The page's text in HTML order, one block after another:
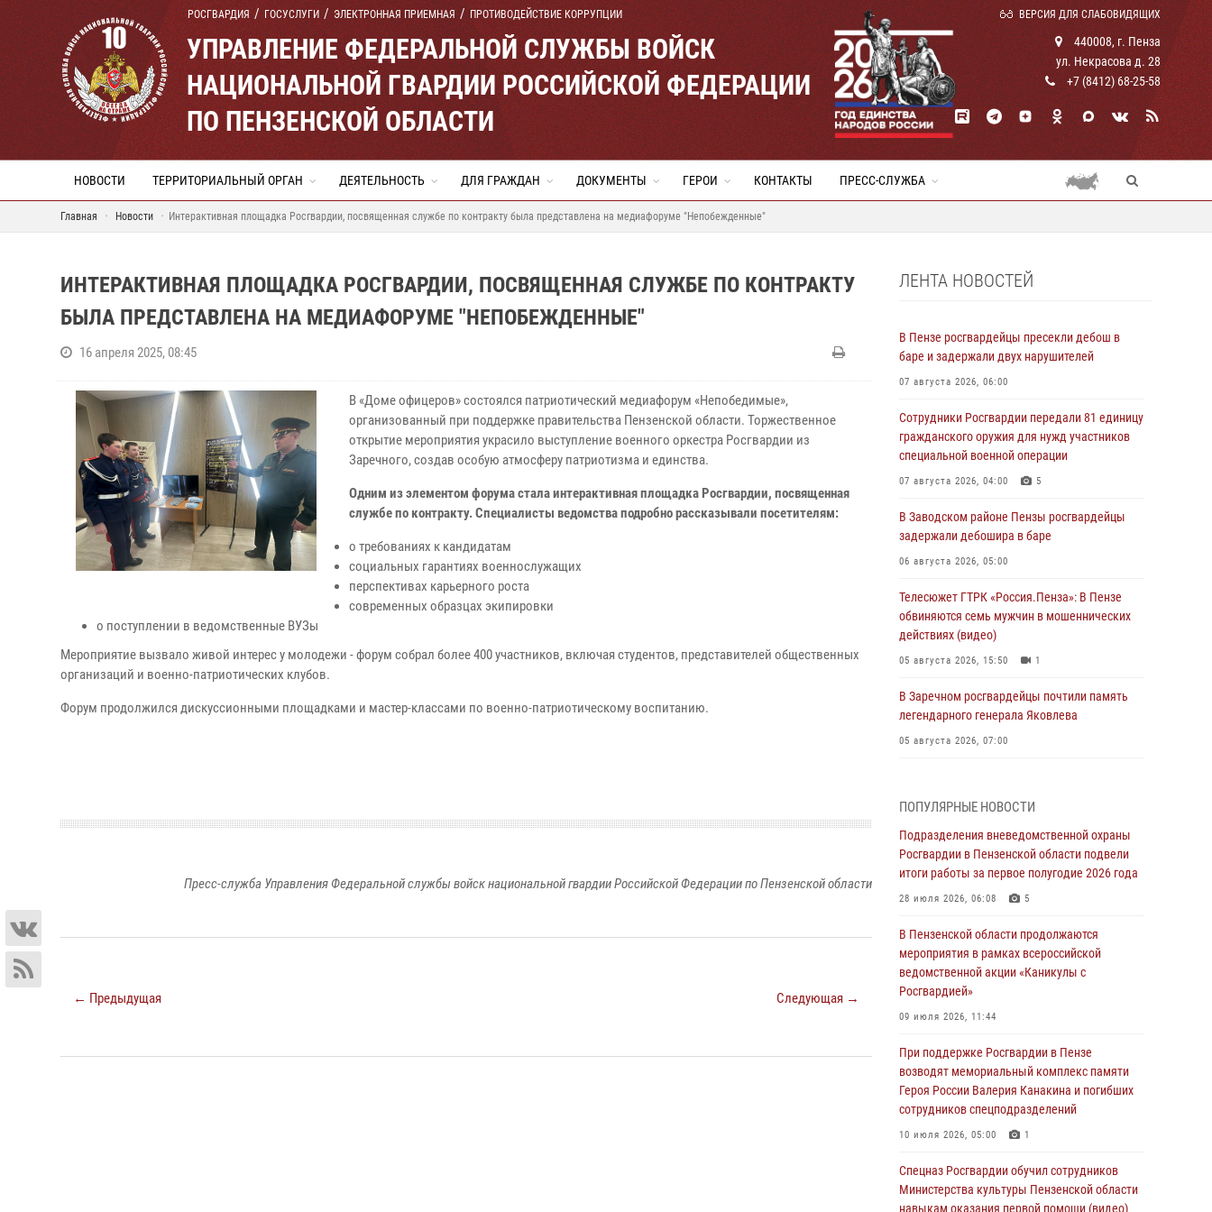
РОСГВАРДИЯ ГОСУСЛУГИ ЭЛЕКТРОННАЯ ПРИЕМНАЯ ПРОТИВОДЕЙСТВИЕ КОРРУПЦИИ ВЕРСИЯ ДЛЯ СЛАБОВИДЯЩИХ
УПРАВЛЕНИЕ ФЕДЕРАЛЬНОЙ СЛУЖБЫ ВОЙСК
НАЦИОНАЛЬНОЙ ГВАРДИИ РОССИЙСКОЙ ФЕДЕРАЦИИ
ПО ПЕНЗЕНСКОЙ ОБЛАСТИ
440008, г. Пенза
ул. Некрасова д. 28
+7 (8412) 68-25-58
НОВОСТИ ТЕРРИТОРИАЛЬНЫЙ ОРГАН ДЕЯТЕЛЬНОСТЬ ДЛЯ ГРАЖДАН ДОКУМЕНТЫ ГЕРОИ КОНТАКТЫ ПРЕСС-СЛУЖБА
Главная Новости Интерактивная площадка Росгвардии, посвященная службе по контракту была представлена на медиафоруме "Непобежденные"
ИНТЕРАКТИВНАЯ ПЛОЩАДКА РОСГВАРДИИ, ПОСВЯЩЕННАЯ СЛУЖБЕ ПО КОНТРАКТУ
БЫЛА ПРЕДСТАВЛЕНА НА МЕДИАФОРУМЕ "НЕПОБЕЖДЕННЫЕ"
16 апреля 2025, 08:45
В «Доме офицеров» состоялся патриотический медиафорум «Непобедимые»,
организованный при поддержке правительства Пензенской области. Торжественное
открытие мероприятия украсило выступление военного оркестра Росгвардии из
Заречного, создав особую атмосферу патриотизма и единства.
Одним из элементом форума стала интерактивная площадка Росгвардии, посвященная
службе по контракту. Специалисты ведомства подробно рассказывали посетителям:
о требованиях к кандидатам
социальных гарантиях военнослужащих
перспективах карьерного роста
современных образцах экипировки
о поступлении в ведомственные ВУЗы
Мероприятие вызвало живой интерес у молодежи - форум собрал более 400 участников, включая студентов, представителей общественных
организаций и военно-патриотических клубов.
Форум продолжился дискуссионными площадками и мастер-классами по военно-патриотическому воспитанию.
Пресс-служба Управления Федеральной службы войск национальной гвардии Российской Федерации по Пензенской области
← Предыдущая Следующая →
ЛЕНТА НОВОСТЕЙ
В Пензе росгвардейцы пресекли дебош в
баре и задержали двух нарушителей
07 августа 2026, 06:00
Сотрудники Росгвардии передали 81 единицу
гражданского оружия для нужд участников
специальной военной операции
07 августа 2026, 04:00 5
В Заводском районе Пензы росгвардейцы
задержали дебошира в баре
06 августа 2026, 05:00
Телесюжет ГТРК «Россия.Пенза»: В Пензе
обвиняются семь мужчин в мошеннических
действиях (видео)
05 августа 2026, 15:50 1
В Заречном росгвардейцы почтили память
легендарного генерала Яковлева
05 августа 2026, 07:00
с вооружением и техникой Росгвардии
05 августа 2026, 06:15 6
В Пензе сотрудники Росгвардии оказали
помощь дезориентированному пенсионеру
В Пензе при силовой поддержке Росгвардии
пресечена деятельность ОПГ,
маскировавшейся под реабилитационный
центр (видео)
В Управлении Росгвардии по Пензенской
области подвели итоги работы за первое
полугодие 2026 года
04 августа 2026, 06:08
Росгвардия обеспечила безопасность
праздничных мероприятий в День ВДВ в
ПОПУЛЯРНЫЕ НОВОСТИ
Подразделения вневедомственной охраны
Росгвардии в Пензенской области подвели
итоги работы за первое полугодие 2026 года
28 июля 2026, 06:08 5
В Пензенской области продолжаются
мероприятия в рамках всероссийской
ведомственной акции «Каникулы с
Росгвардией»
09 июля 2026, 11:44
При поддержке Росгвардии в Пензе
возводят мемориальный комплекс памяти
Героя России Валерия Канакина и погибших
сотрудников спецподразделений
10 июля 2026, 05:00 1
Спецназ Росгвардии обучил сотрудников
Министерства культуры Пензенской области
навыкам оказания первой помощи (видео)